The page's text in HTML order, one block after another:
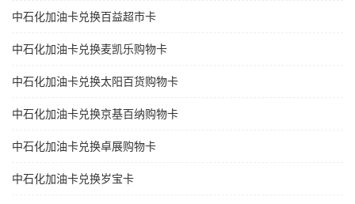
中石化加油卡兑换百益超市卡
中石化加油卡兑换麦凯乐购物卡
中石化加油卡兑换太阳百货购物卡
中石化加油卡兑换京基百纳购物卡
中石化加油卡兑换卓展购物卡
中石化加油卡兑换岁宝卡